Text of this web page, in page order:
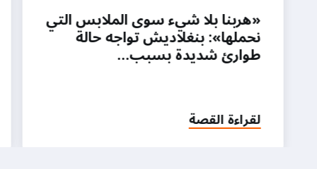
«هربنا بلا شيء سوى الملابس التي
نحملها»: بنغلاديش تواجه حالة
طوارئ شديدة بسبب…
لقراءة القصة